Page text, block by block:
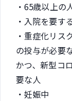
・65歳以上の
・入院を要す
・重症化リス
の投与が必要
かつ、新型コ
要な人
・妊娠中